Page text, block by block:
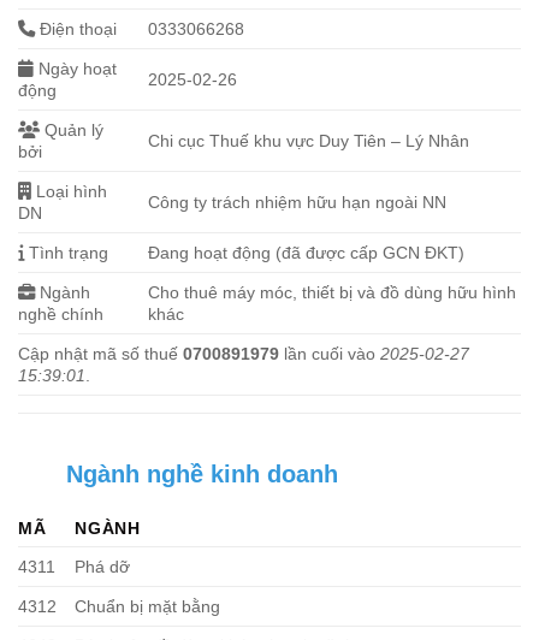
Điện thoại 0333066268
Ngày hoạt
động
2025-02-26
Quản lý
bởi
Chi cục Thuế khu vực Duy Tiên – Lý Nhân
Loại hình
DN
Công ty trách nhiệm hữu hạn ngoài NN
Tình trạng Đang hoạt động (đã được cấp GCN ĐKT)
Ngành
nghề chính
Cho thuê máy móc, thiết bị và đồ dùng hữu hình
khác
Cập nhật mã số thuế 0700891979 lần cuối vào 2025-02-27
15:39:01
Ngành nghề kinh doanh
MÃ
NGÀNH
4311
Phá dỡ
4312 Chuẩn bị mặt bằng